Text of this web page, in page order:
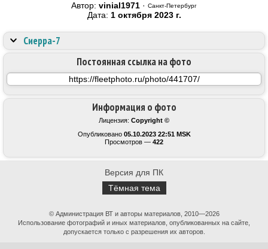
Автор: vinial1971 · Санкт-Петербург
Дата: 1 октября 2023 г.
Информация о фото
Лицензия: Copyright ©
Опубликовано 05.10.2023 22:51 MSK
Просмотров — 422
Постоянная ссылка на фото
Сиерра-7
Версия для ПК
Тёмная тема
© Администрация ВТ и авторы материалов, 2010—2026
Использование фотографий и иных материалов, опубликованных на сайте,
допускается только с разрешения их авторов.